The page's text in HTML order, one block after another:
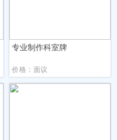
专业制作科室牌
价格：面议